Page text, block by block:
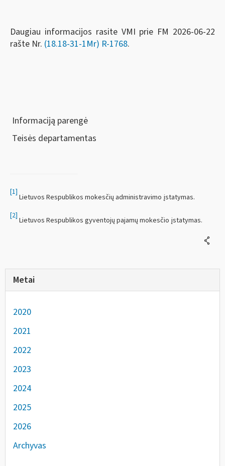
Daugiau informacijos rasite VMI prie FM 2026-06-22
rašte Nr. (18.18-31-1Mr) R-1768.
Informaciją parengė
Teisės departamentas
[1]
Lietuvos Respublikos mokesčių administravimo įstatymas.
[2]
Lietuvos Respublikos gyventojų pajamų mokesčio įstatymas.
Metai
2020
2021
2022
2023
2024
2025
2026
Archyvas